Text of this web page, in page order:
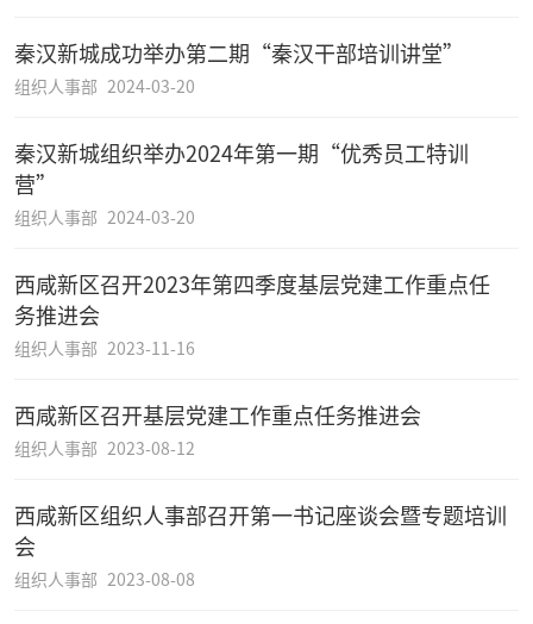
秦汉新城成功举办第二期“秦汉干部培训讲堂”
组织人事部 2024-03-20
秦汉新城组织举办2024年第一期“优秀员工特训
营”
组织人事部 2024-03-20
西咸新区召开2023年第四季度基层党建工作重点任
务推进会
组织人事部 2023-11-16
西咸新区召开基层党建工作重点任务推进会
组织人事部 2023-08-12
西咸新区组织人事部召开第一书记座谈会暨专题培训
会
组织人事部 2023-08-08